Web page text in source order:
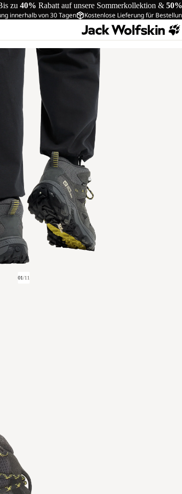
zu 40% Rabatt auf unsere Sommerkollektion & 50%
innerhalb von 30 Tagen Kostenlose Lieferung für
01/11